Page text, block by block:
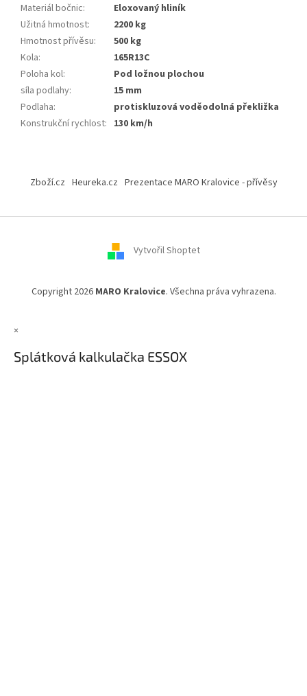
Materiál bočnic:
Eloxovaný hliník
Užitná hmotnost:
2200 kg
Hmotnost přívěsu:
500 kg
Kola:
165R13C
Poloha kol:
Pod ložnou plochou
síla podlahy:
15 mm
Podlaha:
protiskluzová voděodolná překližka
Konstrukční rychlost: 130 km/h
Zboží.cz Heureka.cz Prezentace MARO Kralovice - přívěsy
Vytvořil Shoptet
Copyright 2026 MARO Kralovice. Všechna práva vyhrazena.
×
Splátková kalkulačka ESSOX